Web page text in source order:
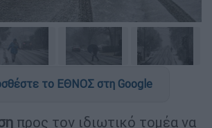
το ΕΘΝΟΣ στη Google
προς τον ιδιωτικό τομέα να